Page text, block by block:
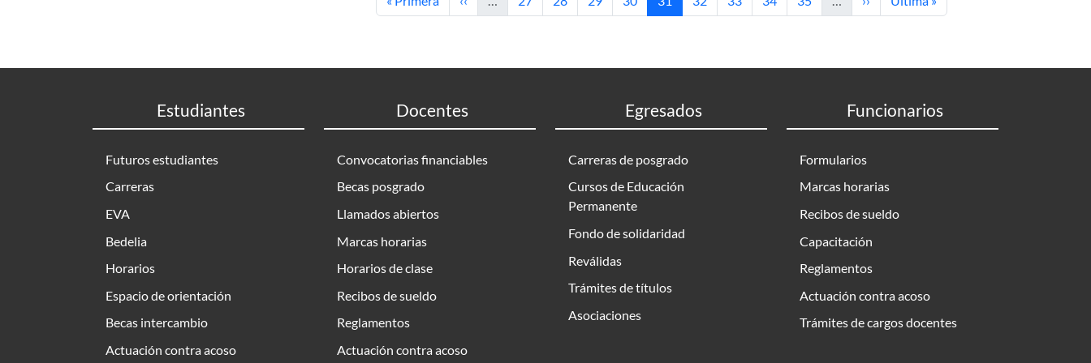
Estudiantes
Futuros estudiantes
Carreras
EVA
Bedelia
Horarios
Espacio de orientación
Becas intercambio
Actuación contra acoso
Docentes
Convocatorias financiables
Becas posgrado
Llamados abiertos
Marcas horarias
Horarios de clase
Recibos de sueldo
Reglamentos
Actuación contra acoso
Egresados
Carreras de posgrado
Cursos de Educación
Permanente
Fondo de solidaridad
Reválidas
Trámites de títulos
Asociaciones
Funcionarios
Formularios
Marcas horarias
Recibos de sueldo
Capacitación
Reglamentos
Actuación contra acoso
Trámites de cargos docentes